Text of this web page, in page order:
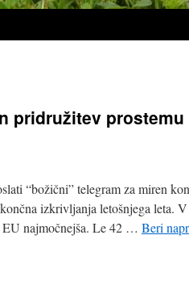
pridružitev prostemu
“božični” telegram za miren
izkrivljanja letošnjega leta.
EU najmočnejša. Le 42 … Beri